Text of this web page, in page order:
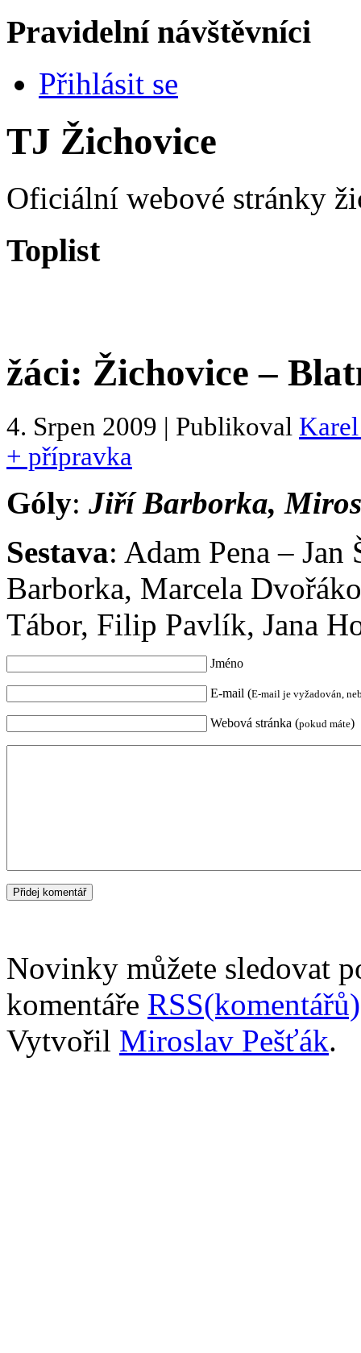
Pravidelní návštěvníci
Přihlásit se
TJ Žichovice
Oficiální webové stránky
Toplist
žáci: Žichovice –
4. Srpen 2009 | Publikoval
+ přípravka
Góly: Jiří Barborka,
Sestava: Adam Pena –
Barborka, Marcela
Tábor, Filip Pavlík, Jana
Jméno
E-mail (E-mail je vyžadován,
Webová stránka (pokud máte)
Novinky můžete sledovat
komentáře RSS(komentářů)
Vytvořil Miroslav Pešťák.